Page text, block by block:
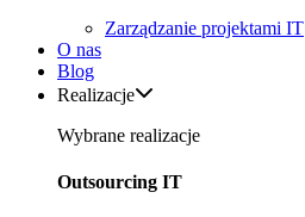
Zarządzanie projektami IT
O nas
Blog
Realizacje
Wybrane realizacje
Outsourcing IT